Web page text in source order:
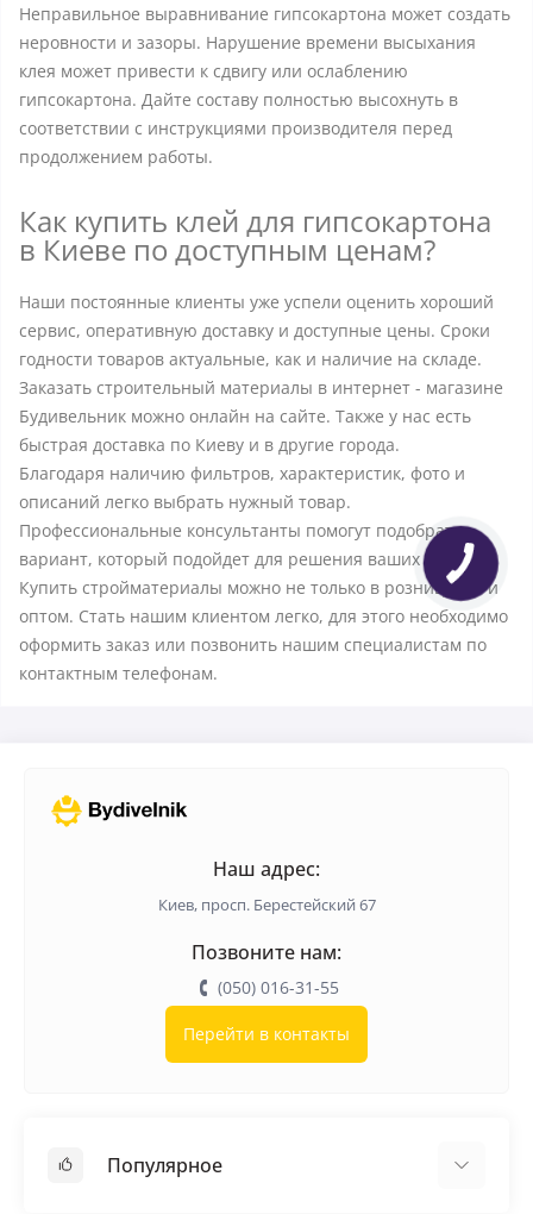
Неправильное выравнивание гипсокартона может создать
неровности и зазоры. Нарушение времени высыхания
клея может привести к сдвигу или ослаблению
гипсокартона. Дайте составу полностью высохнуть в
соответствии с инструкциями производителя перед
продолжением работы.
Как купить клей для гипсокартона
в Киеве по доступным ценам?
Наши постоянные клиенты уже успели оценить хороший
сервис, оперативную доставку и доступные цены. Сроки
годности товаров актуальные, как и наличие на складе.
Заказать строительный материалы в интернет - магазине
Будивельник можно онлайн на сайте. Также у нас есть
быстрая доставка по Киеву и в другие города.
Благодаря наличию фильтров, характеристик, фото и
описаний легко выбрать нужный товар.
Профессиональные консультанты помогут подобрать
вариант, который подойдет для решения ваших задач.
Купить стройматериалы можно не только в розницу, но и
оптом. Стать нашим клиентом легко, для этого необходимо
оформить заказ или позвонить нашим специалистам по
контактным телефонам.
Наш адрес:
Киев, просп. Берестейский 67
Позвоните нам:
(050) 016-31-55
Перейти в контакты
Популярное